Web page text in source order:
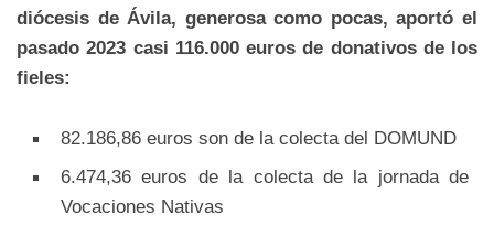
diócesis de Ávila, generosa como pocas, aportó el
pasado 2023 casi 116.000 euros de donativos de los
fieles:
82.186,86 euros son de la colecta del DOMUND
6.474,36 euros de la colecta de la jornada de
Vocaciones Nativas